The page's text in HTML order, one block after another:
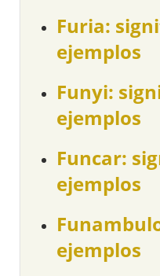
Furia:
ejemplos
Funyi:
ejemplos
Funcar:
ejemplos
ejemplos